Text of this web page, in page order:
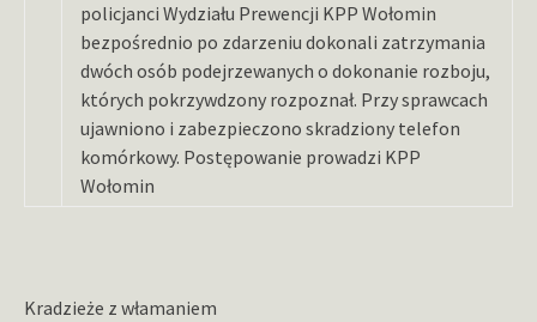
policjanci Wydziału Prewencji KPP Wołomin
bezpośrednio po zdarzeniu dokonali zatrzymania
dwóch osób podejrzewanych o dokonanie rozboju,
których pokrzywdzony rozpoznał. Przy sprawcach
ujawniono i zabezpieczono skradziony telefon
komórkowy. Postępowanie prowadzi KPP
Wołomin
Kradzieże z włamaniem